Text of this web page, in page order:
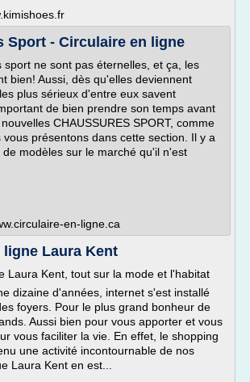
Sport - Circulaire en ligne
sport ne sont pas éternelles, et ça, les
bien! Aussi, dès qu'elles deviennent
plus sérieux d'entre eux savent
de bien prendre son temps avant
CHAUSSURES SPORT, comme
vous présentons dans cette section. Il y a
modèles sur le marché qu'il n'est
en-ligne.ca
Laura Kent
Laura Kent, tout sur la mode et l'habitat
dizaine d'années, internet s'est installé
foyers. Pour le plus grand bonheur de
Aussi bien pour vous apporter et vous
vous faciliter la vie. En effet, le shopping
une activité incontournable de nos
Laura Kent en est...